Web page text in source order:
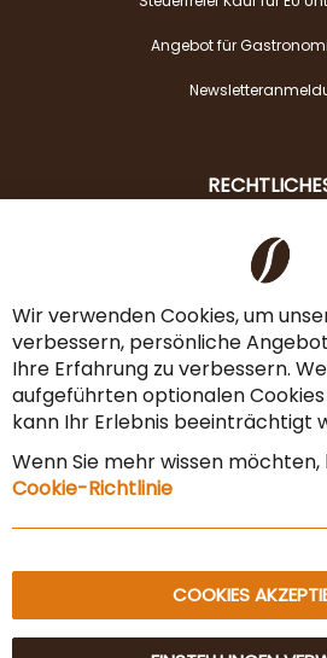
Angebot für
Liefer- &
AGB &
Vertrag widerrufen
Impressum
Datenschutz &
Wir verwenden Cookies, um
verbessern, persönliche
Ihre Erfahrung zu verbessern.
aufgeführten optionalen
kann Ihr Erlebnis beeinträchtigt
Wenn Sie mehr wissen
Cookie-Richtlinie
COOKIES